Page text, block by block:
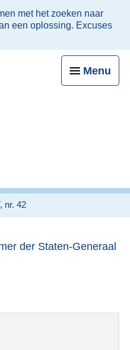
met het zoeken naar
een oplossing. Excuses
Menu
nr. 42